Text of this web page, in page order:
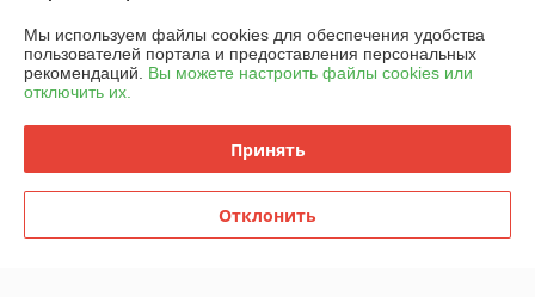
Доставка и оплата
График работы
Политика обработки cookies
Мы используем файлы cookies для обеспечения удобства
пользователей портала и предоставления персональных
рекомендаций. Вы можете настроить файлы cookies или
отключить их.
Принять
Отклонить